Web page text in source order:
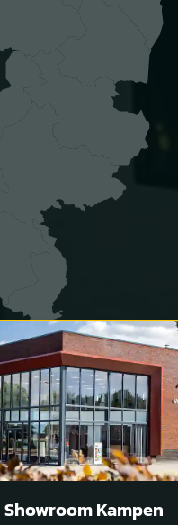
Showroom Kampen